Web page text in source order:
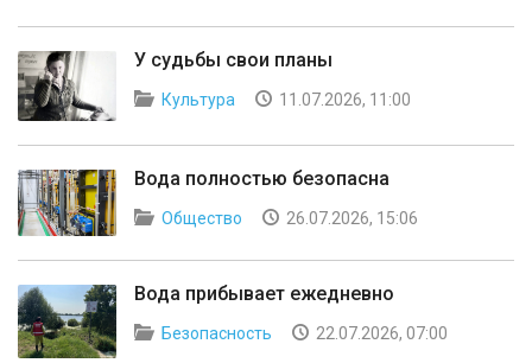
У судьбы свои планы
Культура 11.07.2026, 11:00
Вода полностью безопасна
Общество 26.07.2026, 15:06
Вода прибывает ежедневно
Безопасность 22.07.2026, 07:00